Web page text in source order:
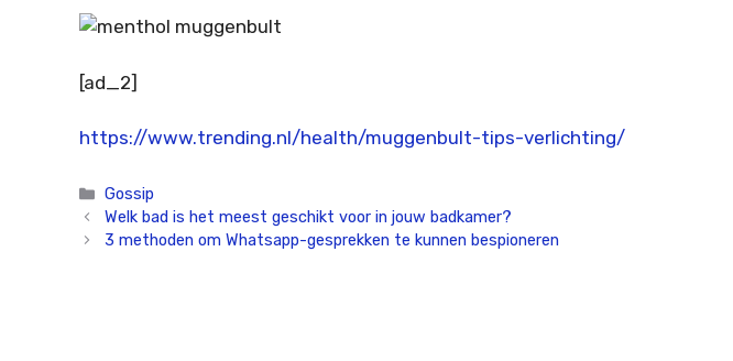
[ad_2]
https://www.trending.nl/health/muggenbult-tips-verlichting/
Categorieën
Gossip
Welk bad is het meest geschikt voor in jouw badkamer?
3 methoden om Whatsapp-gesprekken te kunnen bespioneren